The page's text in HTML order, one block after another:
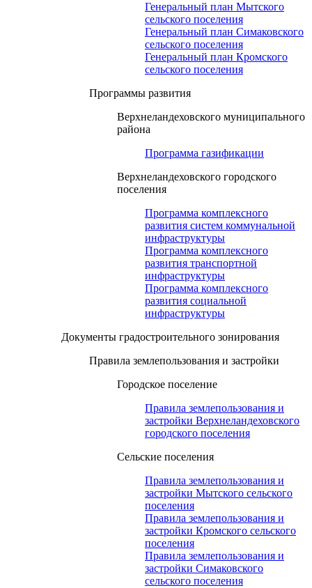
Генеральный план Мытского
сельского поселения
Генеральный план Симаковского
сельского поселения
Генеральный план Кромского
сельского поселения
Программы развития
Верхнеландеховского муниципального
района
Программа газификации
Верхнеландеховского городского
поселения
Программа комплексного
развития систем коммунальной
инфраструктуры
Программа комплексного
развития транспортной
инфраструктуры
Программа комплексного
развития социальной
инфраструктуры
Документы градостроительного зонирования
Правила землепользования и застройки
Городское поселение
Правила землепользования и
застройки Верхнеландеховского
городского поселения
Сельские поселения
Правила землепользования и
застройки Мытского сельского
поселения
Правила землепользования и
застройки Кромского сельского
поселения
Правила землепользования и
застройки Симаковского
сельского поселения